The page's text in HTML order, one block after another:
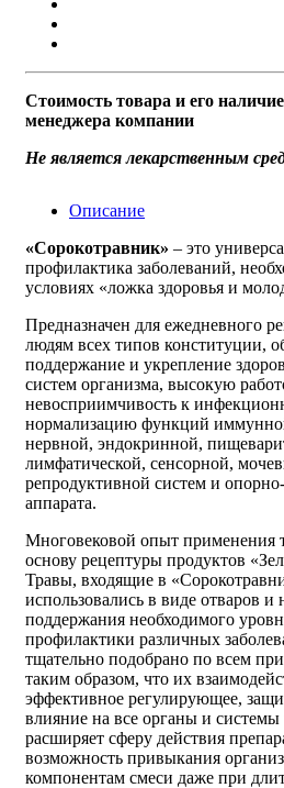
Стоимость товара и его
менеджера компании
Не является лекарственным
Описание
«Сорокотравник» – это
профилактика заболеваний,
условиях «ложка здоровья и
Предназначен для ежедневного
людям всех типов конституции,
поддержание и укрепление
систем организма, высокую
невосприимчивость к
нормализацию функций
нервной, эндокринной,
лимфатической, сенсорной,
репродуктивной систем и
аппарата.
Многовековой опыт применения
основу рецептуры продуктов
Травы, входящие в
использовались в виде отваров и
поддержания необходимого
профилактики различных
тщательно подобрано по всем
таким образом, что их
эффективное регулирующее,
влияние на все органы и системы
расширяет сферу действия
возможность привыкания
компонентам смеси даже при